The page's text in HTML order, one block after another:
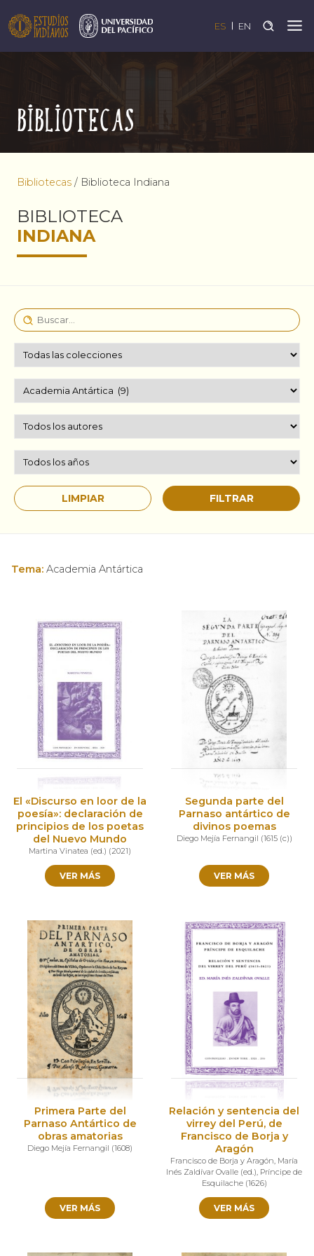
ES EN
Bibliotecas
Bibliotecas / Biblioteca Indiana
BIBLIOTECA
INDIANA
Tema: Academia Antártica
El «Discurso en loor de la
poesía»: declaración de
principios de los poetas
del Nuevo Mundo
Martina Vinatea (ed.) (2021)
VER MÁS
Segunda parte del
Parnaso antártico de
divinos poemas
Diego Mejía Fernangil (1615 (c))
VER MÁS
Primera Parte del
Parnaso Antártico de
obras amatorias
Diego Mejía Fernangil (1608)
VER MÁS
Relación y sentencia del
virrey del Perú, de
Francisco de Borja y
Aragón
Francisco de Borja y Aragón, María
Inés Zaldívar Ovalle (ed.), Príncipe de
Esquilache(1626)
VER MÁS